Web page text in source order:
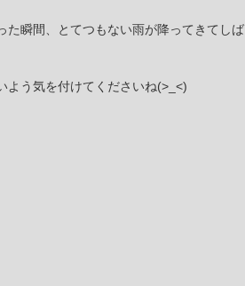
た瞬間、とてつもない雨が降ってきてしば
よう気を付けてくださいね(>_<)